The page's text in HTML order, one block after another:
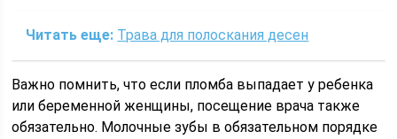
Читать еще: Трава для полоскания десен
Важно помнить, что если пломба выпадает у ребенка
или беременной женщины, посещение врача также
обязательно. Молочные зубы в обязательном порядке